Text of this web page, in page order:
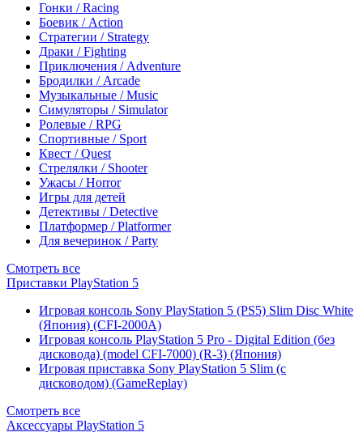
Гонки / Racing
Боевик / Action
Стратегии / Strategy
Драки / Fighting
Приключения / Adventure
Бродилки / Arcade
Музыкальные / Music
Симуляторы / Simulator
Ролевые / RPG
Спортивные / Sport
Квест / Quest
Стрелялки / Shooter
Ужасы / Horror
Игры для детей
Детективы / Detective
Платформер / Platformer
Для вечеринок / Party
Смотреть все
Приставки PlayStation 5
Игровая консоль Sony PlayStation 5 (PS5) Slim Disc White
(Япония) (CFI-2000A)
Игровая консоль PlayStation 5 Pro - Digital Edition (без
дисковода) (model CFI-7000) (R-3) (Япония)
Игровая приставка Sony PlayStation 5 Slim (с
дисководом) (GameReplay)
Смотреть все
Аксессуары PlayStation 5